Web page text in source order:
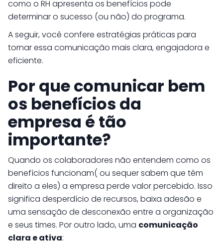
como o RH apresenta os benefícios pode
determinar o sucesso (ou não) do programa.
A seguir, você confere estratégias práticas para
tornar essa comunicação mais clara, engajadora e
eficiente.
Por que comunicar bem
os benefícios da
empresa é tão
importante?
Quando os colaboradores não entendem como os
benefícios funcionam( ou sequer sabem que têm
direito a eles) a empresa perde valor percebido. Isso
significa desperdício de recursos, baixa adesão e
uma sensação de desconexão entre a organização
e seus times. Por outro lado, uma comunicação
clara e ativa: